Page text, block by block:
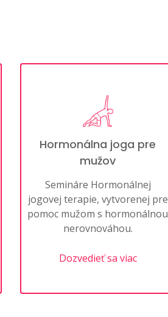
Hormonálna joga pre
mužov
Semináre Hormonálnej
jogovej terapie, vytvorenej pre
pomoc mužom s hormonálnou
nerovnováhou.
Dozvedieť sa viac